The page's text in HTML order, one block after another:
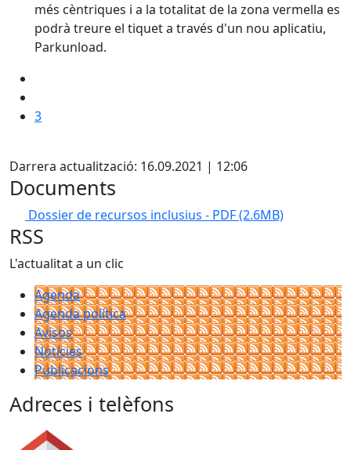
més cèntriques i a la totalitat de la zona vermella es
podrà treure el tiquet a través d'un nou aplicatiu,
Parkunload.
3
Darrera actualització: 16.09.2021 | 12:06
Documents
Dossier de recursos inclusius - PDF(2.6MB)
RSS
L'actualitat a un clic
Agenda
Agenda política
Avisos
Notícies
Publicacions
Adreces i telèfons